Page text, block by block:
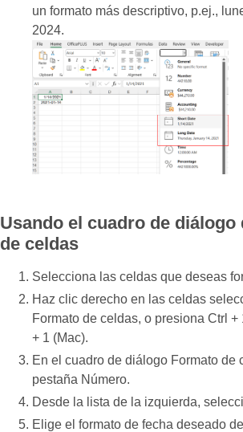
un formato más descriptivo, p.ej.,
2024.
Usando el cuadro de diálogo
de celdas
Selecciona las celdas que deseas
Haz clic derecho en las celdas
Formato de celdas, o presiona Ctrl +
+ 1 (Mac).
En el cuadro de diálogo Formato de
pestaña Número.
Desde la lista de la izquierda,
Elige el formato de fecha deseado